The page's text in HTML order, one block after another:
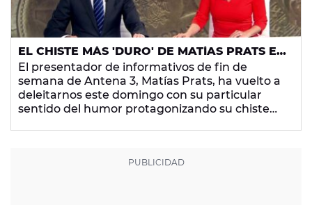
EL CHISTE MÁS 'DURO' DE MATÍAS PRATS EN
ANTENA 3 NOTICIAS
El presentador de informativos de fin de
semana de Antena 3, Matías Prats, ha vuelto a
deleitarnos este domingo con su particular
sentido del humor protagonizando su chiste